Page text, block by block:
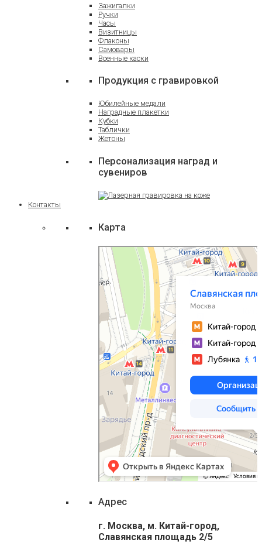
Зажигалки
Ручки
Часы
Визитницы
Флаконы
Самовары
Военные каски
Продукция с гравировкой
Юбилейные медали
Наградные плакетки
Кубки
Таблички
Жетоны
Персонализация наград и
сувениров
Контакты
Карта
Москва
Яндекс Карты — транспорт, навигация, поиск
мест
Адрес
г. Москва, м. Китай-город,
Славянская площадь 2/5